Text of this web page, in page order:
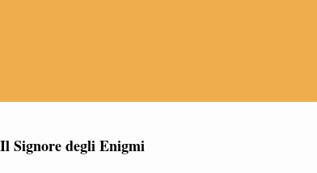
Signore degli Enigmi